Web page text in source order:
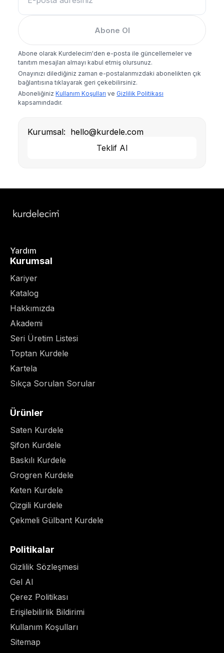
Abone Ol
Abone olarak Kurdelecim'den e-posta ile güncellemeler ve
tanıtım mesajları almayı kabul etmiş olursunuz.
Onayınızı dilediğiniz zaman e-postalarımızdaki abonelikten çık
bağlantısına tıklayarak geri çekebilirsiniz.
Aboneliğiniz Kullanım Koşulları ve Gizlilik Politikası
kapsamındadır.
Kurumsal: hello@kurdele.com
Teklif Al
Yardım
Kurumsal
Kariyer
Katalog
Hakkımızda
Akademi
Seri Üretim Listesi
Toptan Kurdele
Kartela
Sıkça Sorulan Sorular
Ürünler
Saten Kurdele
Şifon Kurdele
Baskılı Kurdele
Grogren Kurdele
Keten Kurdele
Çizgili Kurdele
Çekmeli Gülbant Kurdele
Politikalar
Gizlilik Sözleşmesi
Gel Al
Çerez Politikası
Erişilebilirlik Bildirimi
Kullanım Koşulları
Sitemap